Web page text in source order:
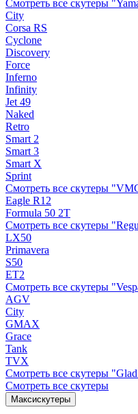
Смотреть все скутеры
City
Corsa RS
Cyclone
Discovery
Force
Inferno
Infinity
Jet 49
Naked
Retro
Smart 2
Smart 3
Smart X
Sprint
Смотреть все скутеры
Eagle R12
Formula 50 2Т
Смотреть все скутеры
LX50
Primavera
S50
ET2
Смотреть все скутеры
AGV
City
GMAX
Grace
Tank
TVX
Смотреть все скутеры
Смотреть все скутеры
Максискутеры